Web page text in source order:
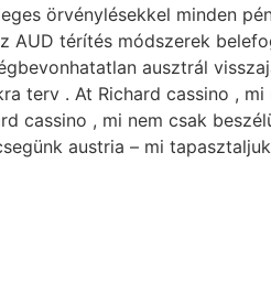
örvénylésekkel minden
térítés módszerek
ausztrál
terv . At Richard cassino , mi
cassino , mi nem csak
austria – mi